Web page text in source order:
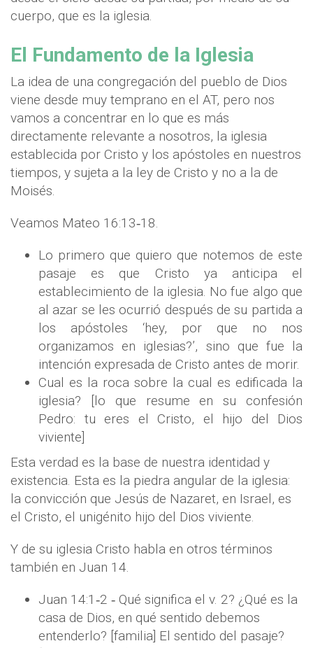
cuerpo, que es la iglesia.
El Fundamento de la Iglesia
La idea de una congregación del pueblo de Dios
viene desde muy temprano en el AT, pero nos
vamos a concentrar en lo que es más
directamente relevante a nosotros, la iglesia
establecida por Cristo y los apóstoles en nuestros
tiempos, y sujeta a la ley de Cristo y no a la de
Moisés.
Veamos Mateo 16:13‐18.
Lo primero que quiero que notemos de este
pasaje es que Cristo ya anticipa el
establecimiento de la iglesia. No fue algo que
al azar se les ocurrió después de su partida a
los apóstoles ‘hey, por que no nos
organizamos en iglesias?’, sino que fue la
intención expresada de Cristo antes de morir.
Cual es la roca sobre la cual es edificada la
iglesia? [lo que resume en su confesión
Pedro: tu eres el Cristo, el hijo del Dios
viviente]
Esta verdad es la base de nuestra identidad y
existencia. Esta es la piedra angular de la iglesia:
la convicción que Jesús de Nazaret, en Israel, es
el Cristo, el unigénito hijo del Dios viviente.
Y de su iglesia Cristo habla en otros términos
también en Juan 14.
Juan 14:1‐2 ‐ Qué significa el v. 2? ¿Qué es la
casa de Dios, en qué sentido debemos
entenderlo? [familia] El sentido del pasaje?